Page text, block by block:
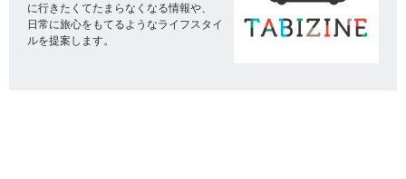
に行きたくてたまらなくなる情報や、
日常に旅心をもてるようなライフスタイ
ルを提案します。